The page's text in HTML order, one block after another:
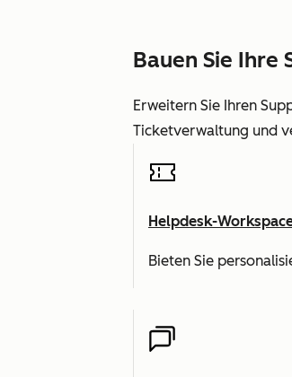
Bauen Sie Ihre
Erweitern Sie Ihren
Ticketverwaltung und
Helpdesk-
Bieten Sie